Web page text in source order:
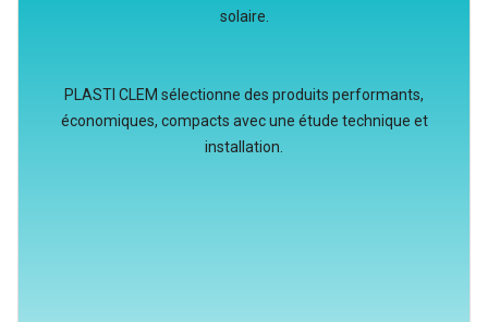
solaire.
PLASTI CLEM sélectionne des produits performants,
économiques, compacts avec une étude technique et
installation.